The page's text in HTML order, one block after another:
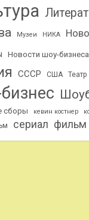
Музеи НИКА
Новости шоу-бизнеса
СССР США Театр
сборы кевин костнер
сериал фильм